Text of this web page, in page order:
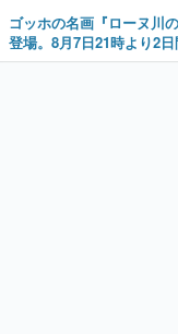
ゴッホの名画『ローヌ川
登場。8月7日21時より2